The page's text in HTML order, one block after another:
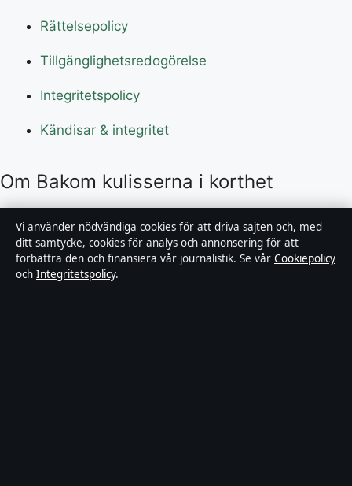
Rättelsepolicy
Tillgänglighetsredogörelse
Integritetspolicy
Kändisar & integritet
Om Bakom kulisserna i korthet
Bakom kulisserna är en oberoende svensk digital
nyhetssajt med fokus på film, tv, kultur och
nöjesnyheter. Varje artikel har en namngiven byline,
granskas av en redaktör och faktagranskas innan
Vi använder nödvändiga cookies för att driva sajten och, med
ditt samtycke, cookies för analys och annonsering för att
förbättra den och finansiera vår journalistik. Se vår Cookiepolicy
och Integritetspolicy.